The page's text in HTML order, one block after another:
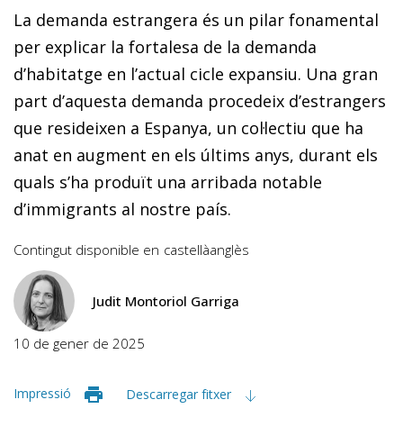
La demanda estrangera és un pilar fonamental
per explicar la fortalesa de la demanda
d’habitatge en l’actual cicle expansiu. Una gran
part d’aquesta demanda procedeix d’estrangers
que resideixen a Espanya, un col·lectiu que ha
anat en augment en els últims anys, durant els
quals s’ha produït una arribada notable
d’immigrants al nostre país.
Contingut disponible en castellàanglès
Judit Montoriol Garriga
10 de gener de 2025
Impressió Descarregar fitxer